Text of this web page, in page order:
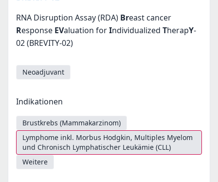
RNA Disruption Assay (RDA) Breast cancer
Response EValuation forIndividualized TherapY-
02 (BREVITY-02)
Neoadjuvant
Indikationen
Brustkrebs (Mammakarzinom)
Lymphome inkl. Morbus Hodgkin, Multiples Myelom
und Chronisch Lymphatischer Leukämie (CLL)
Weitere